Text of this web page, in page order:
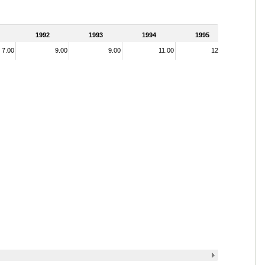
1992 1993 1994 1995
7.00 9.00 9.00 11.00 12.00